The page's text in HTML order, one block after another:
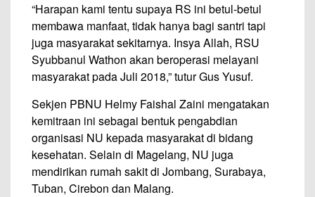
“Harapan kami tentu supaya RS ini betul-betul
membawa manfaat, tidak hanya bagi santri tapi
juga masyarakat sekitarnya. Insya Allah, RSU
Syubbanul Wathon akan beroperasi melayani
masyarakat pada Juli 2018,” tutur Gus Yusuf.
Sekjen PBNU Helmy Faishal Zaini mengatakan
kemitraan ini sebagai bentuk pengabdian
organisasi NU kepada masyarakat di bidang
kesehatan. Selain di Magelang, NU juga
mendirikan rumah sakit di Jombang, Surabaya,
Tuban, Cirebon dan Malang.